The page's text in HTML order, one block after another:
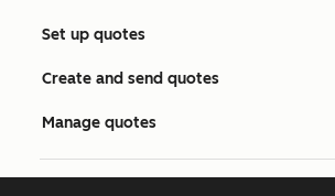
Set up quotes
Create and send quotes
Manage quotes